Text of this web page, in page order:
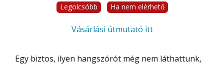
Legolcsóbb Ha nem elérhető
Vásárlási útmutató itt
Egy biztos, ilyen hangszórót még nem láthattunk,